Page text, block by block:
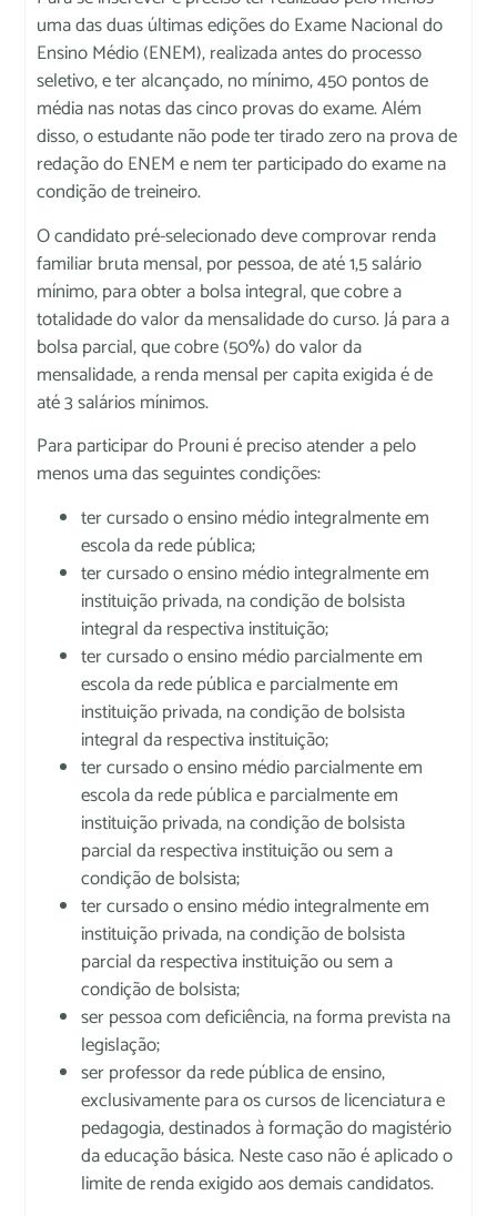
uma das duas últimas edições do Exame Nacional do
Ensino Médio (ENEM), realizada antes do processo
seletivo, e ter alcançado, no mínimo, 450 pontos de
média nas notas das cinco provas do exame. Além
disso, o estudante não pode ter tirado zero na prova de
redação do ENEM e nem ter participado do exame na
condição de treineiro.
O candidato pré-selecionado deve comprovar renda
familiar bruta mensal, por pessoa, de até 1,5 salário
mínimo, para obter a bolsa integral, que cobre a
totalidade do valor da mensalidade do curso. Já para a
bolsa parcial, que cobre (50%) do valor da
mensalidade, a renda mensal per capita exigida é de
até 3 salários mínimos.
Para participar do Prouni é preciso atender a pelo
menos uma das seguintes condições:
ter cursado o ensino médio integralmente em
escola da rede pública;
ter cursado o ensino médio integralmente em
instituição privada, na condição de bolsista
integral da respectiva instituição;
ter cursado o ensino médio parcialmente em
escola da rede pública e parcialmente em
instituição privada, na condição de bolsista
integral da respectiva instituição;
ter cursado o ensino médio parcialmente em
escola da rede pública e parcialmente em
instituição privada, na condição de bolsista
parcial da respectiva instituição ou sem a
condição de bolsista;
ter cursado o ensino médio integralmente em
instituição privada, na condição de bolsista
parcial da respectiva instituição ou sem a
condição de bolsista;
ser pessoa com deficiência, na forma prevista na
legislação;
ser professor da rede pública de ensino,
exclusivamente para os cursos de licenciatura e
pedagogia, destinados à formação do magistério
da educação básica. Neste caso não é aplicado o
limite de renda exigido aos demais candidatos.